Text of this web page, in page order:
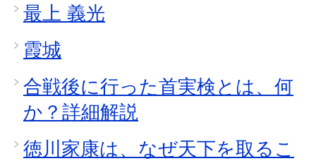
最上 義光
霞城
合戦後に行った首実検とは、何
か？詳細解説
徳川家康は、なぜ天下を取るこ